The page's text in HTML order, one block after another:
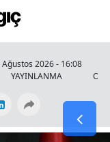
Ağustos 2026 - 16:08
YAYINLANMA